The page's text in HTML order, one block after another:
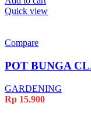
Quick view
Compare
POT BUNGA
GARDENING
Rp 15.900